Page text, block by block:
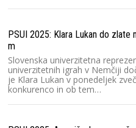
PSUI 2025: Klara Lukan do
m
Slovenska univerzitetna
univerzitetnih igrah v Nemčiji
je Klara Lukan v ponedeljek
konkurenco in ob tem…